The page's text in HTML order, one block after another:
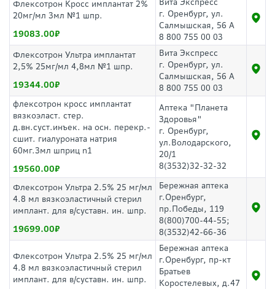
Флексотрон Кросс имплантат 2%
20мг/мл 3мл №1 шпр.
19083.00
Вита Экспресс
г. Оренбург, ул.
Салмышская, 56 А
8 800 755 00 03
Флексотрон Ультра имплантат
2,5% 25мг/мл 4,8мл №1 шпр.
19344.00
Вита Экспресс
г. Оренбург, ул.
Салмышская, 56 А
8 800 755 00 03
флексотрон кросс имплантат
вязкоэласт. стер.
д.вн.суст.инъек. на осн. перекр.-
сшит. гиалуроната натрия
60мг.3мл шприц n1
19560.00
Аптека "Планета
Здоровья"
г. Оренбург,
ул.Володарского,
20/1
8(3532)32-32-32
Флексотрон Ультра 2.5% 25 мг/мл
4.8 мл вязкоэластичный стерил
имплант. для в/суставн. ин. шпр.
19699.00
Бережная аптека
г.Оренбург,
пр.Победы, 119
8(800)700-44-55;
8(3532)42-66-36
Флексотрон Ультра 2.5% 25 мг/мл
4.8 мл вязкоэластичный стерил
имплант. для в/суставн. ин. шпр.
Бережная аптека
г.Оренбург, пр-кт
Братьев
Коростелевых, д.47